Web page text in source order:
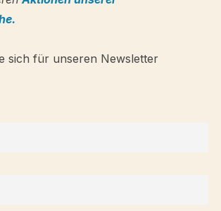
sich für unseren Newsletter